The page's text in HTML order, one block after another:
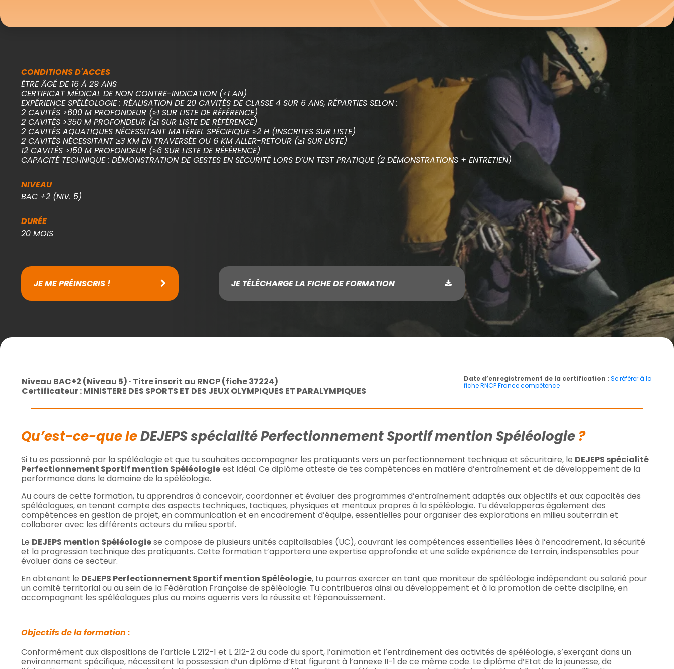
CONDITIONS D'ACCES
ÊTRE ÂGÉ DE 16 À 29 ANS
CERTIFICAT MÉDICAL DE NON CONTRE-INDICATION (<1 AN)
EXPÉRIENCE SPÉLÉOLOGIE : RÉALISATION DE 20 CAVITÉS DE CLASSE 4 SUR 6 ANS, RÉPARTIES SELON :
2 CAVITÉS >600 M PROFONDEUR (≥1 SUR LISTE DE RÉFÉRENCE)
2 CAVITÉS >350 M PROFONDEUR (≥1 SUR LISTE DE RÉFÉRENCE)
2 CAVITÉS AQUATIQUES NÉCESSITANT MATÉRIEL SPÉCIFIQUE ≥2 H (INSCRITES SUR LISTE)
2 CAVITÉS NÉCESSITANT ≥3 KM EN TRAVERSÉE OU 6 KM ALLER-RETOUR (≥1 SUR LISTE)
12 CAVITÉS >150 M PROFONDEUR (≥6 SUR LISTE DE RÉFÉRENCE)
CAPACITÉ TECHNIQUE : DÉMONSTRATION DE GESTES EN SÉCURITÉ LORS D’UN TEST PRATIQUE (2 DÉMONSTRATIONS + ENTRETIEN)
NIVEAU
BAC +2 (NIV. 5)
DURÉE
20 MOIS
JE ME PRÉINSCRIS ! JE TÉLÉCHARGE LA FICHE DE FORMATION
Niveau BAC+2 (Niveau 5) · Titre inscrit au RNCP (fiche 37224)
Certificateur : MINISTERE DES SPORTS ET DES JEUX OLYMPIQUES ET PARALYMPIQUES
Date d’enregistrement de la certification : Se référer à la
fiche RNCP France compétence
Qu’est-ce-que leDEJEPS spécialité Perfectionnement Sportif mention Spéléologie?
​Si tu es passionné par la spéléologie et que tu souhaites accompagner les pratiquants vers un perfectionnement technique et sécuritaire, le DEJEPS spécialité
Perfectionnement Sportif mention Spéléologieest idéal. Ce diplôme atteste de tes compétences en matière d’entraînement et de développement de la
performance dans le domaine de la spéléologie.
Au cours de cette formation, tu apprendras à concevoir, coordonner et évaluer des programmes d’entraînement adaptés aux objectifs et aux capacités des
spéléologues, en tenant compte des aspects techniques, tactiques, physiques et mentaux propres à la spéléologie. Tu développeras également des
compétences en gestion de projet, en communication et en encadrement d’équipe, essentielles pour organiser des explorations en milieu souterrain et
collaborer avec les différents acteurs du milieu sportif. ​
Le DEJEPS mention Spéléologiese compose de plusieurs unités capitalisables (UC), couvrant les compétences essentielles liées à l’encadrement, la sécurité
et la progression technique des pratiquants. Cette formation t’apportera une expertise approfondie et une solide expérience de terrain, indispensables pour
évoluer dans ce secteur. ​
En obtenant le DEJEPS Perfectionnement Sportif mention Spéléologie, tu pourras exercer en tant que moniteur de spéléologie indépendant ou salarié pour
un comité territorial ou au sein de la Fédération Française de spéléologie. Tu contribueras ainsi au développement et à la promotion de cette discipline, en
accompagnant les spéléologues plus ou moins aguerris vers la réussite et l’épanouissement.
Objectifs de la formation :
Conformément aux dispositions de l’article L 212-1 et L 212-2 du code du sport, l’animation et l’entraînement des activités de spéléologie, s’exerçant dans un
environnement spécifique, nécessitent la possession d’un diplôme d’Etat figurant à l’annexe II-1 de ce même code. Le diplôme d’Etat de la jeunesse, de